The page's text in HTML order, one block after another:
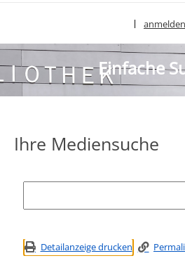
anmelden
Einfache
Ihre Mediensuche
Detailanzeige drucken